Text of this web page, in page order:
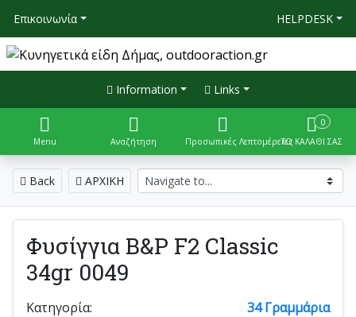
Επικοινωνία HELPDESK
Information Links
Menu Αναζήτηση Προσωπικές Λεπτομέρειες
0
ΤΟ ΚΑΛΑΘΙ ΣΑΣ
Back ΑΡΧΙΚΗ
Φυσίγγια B&P F2 Classic
34gr 0049
Κατηγορία:
34 Γραμμάρια